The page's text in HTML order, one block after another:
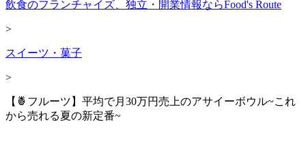
飲食のフランチャイズ、独立・開業情報ならFood's Route
>
スイーツ・菓子
>
【🍍フルーツ】平均で月30万円売上のアサイーボウル~これ
から売れる夏の新定番~